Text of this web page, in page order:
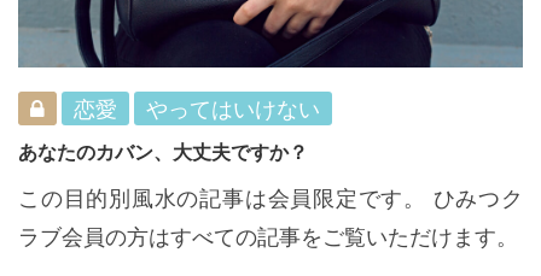
恋愛 やってはいけない
あなたのカバン、大丈夫ですか？
この目的別風水の記事は会員限定です。 ひみつク
ラブ会員の方はすべての記事をご覧いただけます。